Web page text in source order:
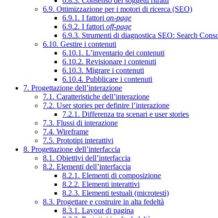
6.9. Ottimizzazione per i motori di ricerca (SEO)
6.9.1. I fattori on-page
6.9.2. I fattori off-page
6.9.3. Strumenti di diagnostica SEO: Search
6.10. Gestire i contenuti
6.10.1. L’inventario dei contenuti
6.10.2. Revisionare i contenuti
6.10.3. Migrare i contenuti
6.10.4. Pubblicare i contenuti
7. Progettazione dell’interazione
7.1. Caratteristiche dell’interazione
7.2. User stories per definire l’interazione
7.2.1. Differenza tra scenari e user stories
7.3. Flussi di interazione
7.4. Wireframe
7.5. Prototipi interattivi
8. Progettazione dell’interfaccia
8.1. Obiettivi dell’interfaccia
8.2. Elementi dell’interfaccia
8.2.1. Elementi di composizione
8.2.2. Elementi interattivi
8.2.3. Elementi testuali (microtesti)
8.3. Progettare e costruire in alta fedeltà
8.3.1. Layout di pagina